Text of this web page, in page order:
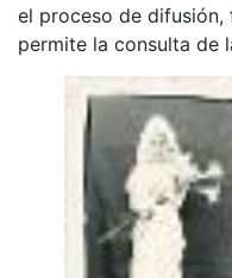
el proceso de
permite la consulta de